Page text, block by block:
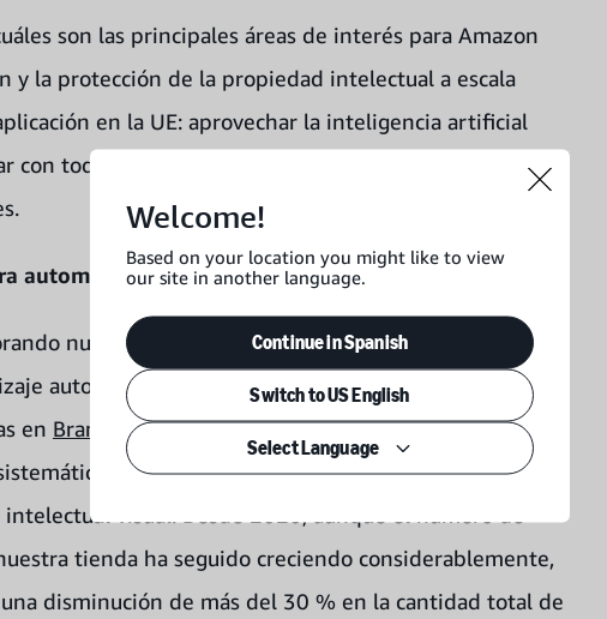
son las principales áreas de interés para Amazon
y la protección de la propiedad intelectual a escala
en la UE: aprovechar la inteligencia artificial
con todo el sector para acabar con las falsificaciones, y
automatizar las protecciones
nuestras protecciones de marca automáticas, que
automático que usan miles de señales, entre ellas,
en Brand Registry. Implementamos modelos de
muchos tipos de infracciones, incluidas
visual. Desde 2020, aunque el número de
tienda ha seguido creciendo considerablemente,
disminución de más del 30 % en la cantidad total de
Welcome!
Based on your location you might like to view
our site in another language.
Continue in Spanish
Switch to US English
Select Language